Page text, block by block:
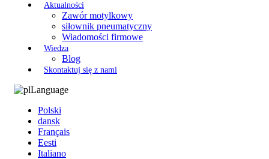
Aktualności
Zawór motylkowy
siłownik pneumatyczny
Wiadomości firmowe
Wiedza
Blog
Skontaktuj się z nami
Language
Polski
dansk
Français
Eesti
Italiano